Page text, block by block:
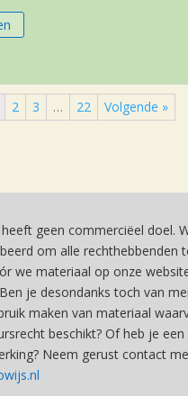
2 3 … 22 Volgende »
geen commerciëel doel.
om alle rechthebbenden
we materiaal op onze
je desondanks toch van
maken van materiaal
beschikt? Of heb je een
Neem gerust contact